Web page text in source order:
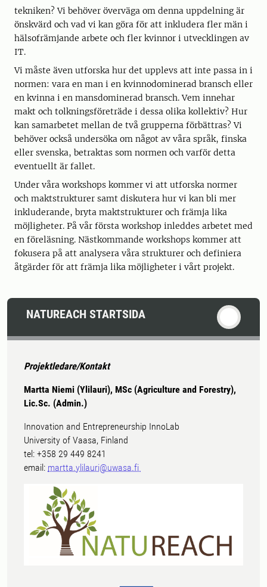
tekniken? Vi behöver överväga om denna uppdelning är
önskvärd och vad vi kan göra för att inkludera fler män i
hälsofrämjande arbete och fler kvinnor i utvecklingen av
IT.
Vi måste även utforska hur det upplevs att inte passa in i
normen: vara en man i en kvinnodominerad bransch eller
en kvinna i en mansdominerad bransch. Vem innehar
makt och tolkningsföreträde i dessa olika kollektiv? Hur
kan samarbetet mellan de två grupperna förbättras? Vi
behöver också undersöka om något av våra språk, finska
eller svenska, betraktas som normen och varför detta
eventuellt är fallet.
Under våra workshops kommer vi att utforska normer
och maktstrukturer samt diskutera hur vi kan bli mer
inkluderande, bryta maktstrukturer och främja lika
möjligheter. På vår första workshop inleddes arbetet med
en föreläsning. Nästkommande workshops kommer att
fokusera på att analysera våra strukturer och definiera
åtgärder för att främja lika möjligheter i vårt projekt.
NATUREACH STARTSIDA
Projektledare/Kontakt
Martta Niemi (Ylilauri), MSc (Agriculture and Forestry),
Lic.Sc. (Admin.)
Innovation and Entrepreneurship InnoLab
University of Vaasa, Finland
tel: +358 29 449 8241
email: martta.ylilauri@uwasa.fi